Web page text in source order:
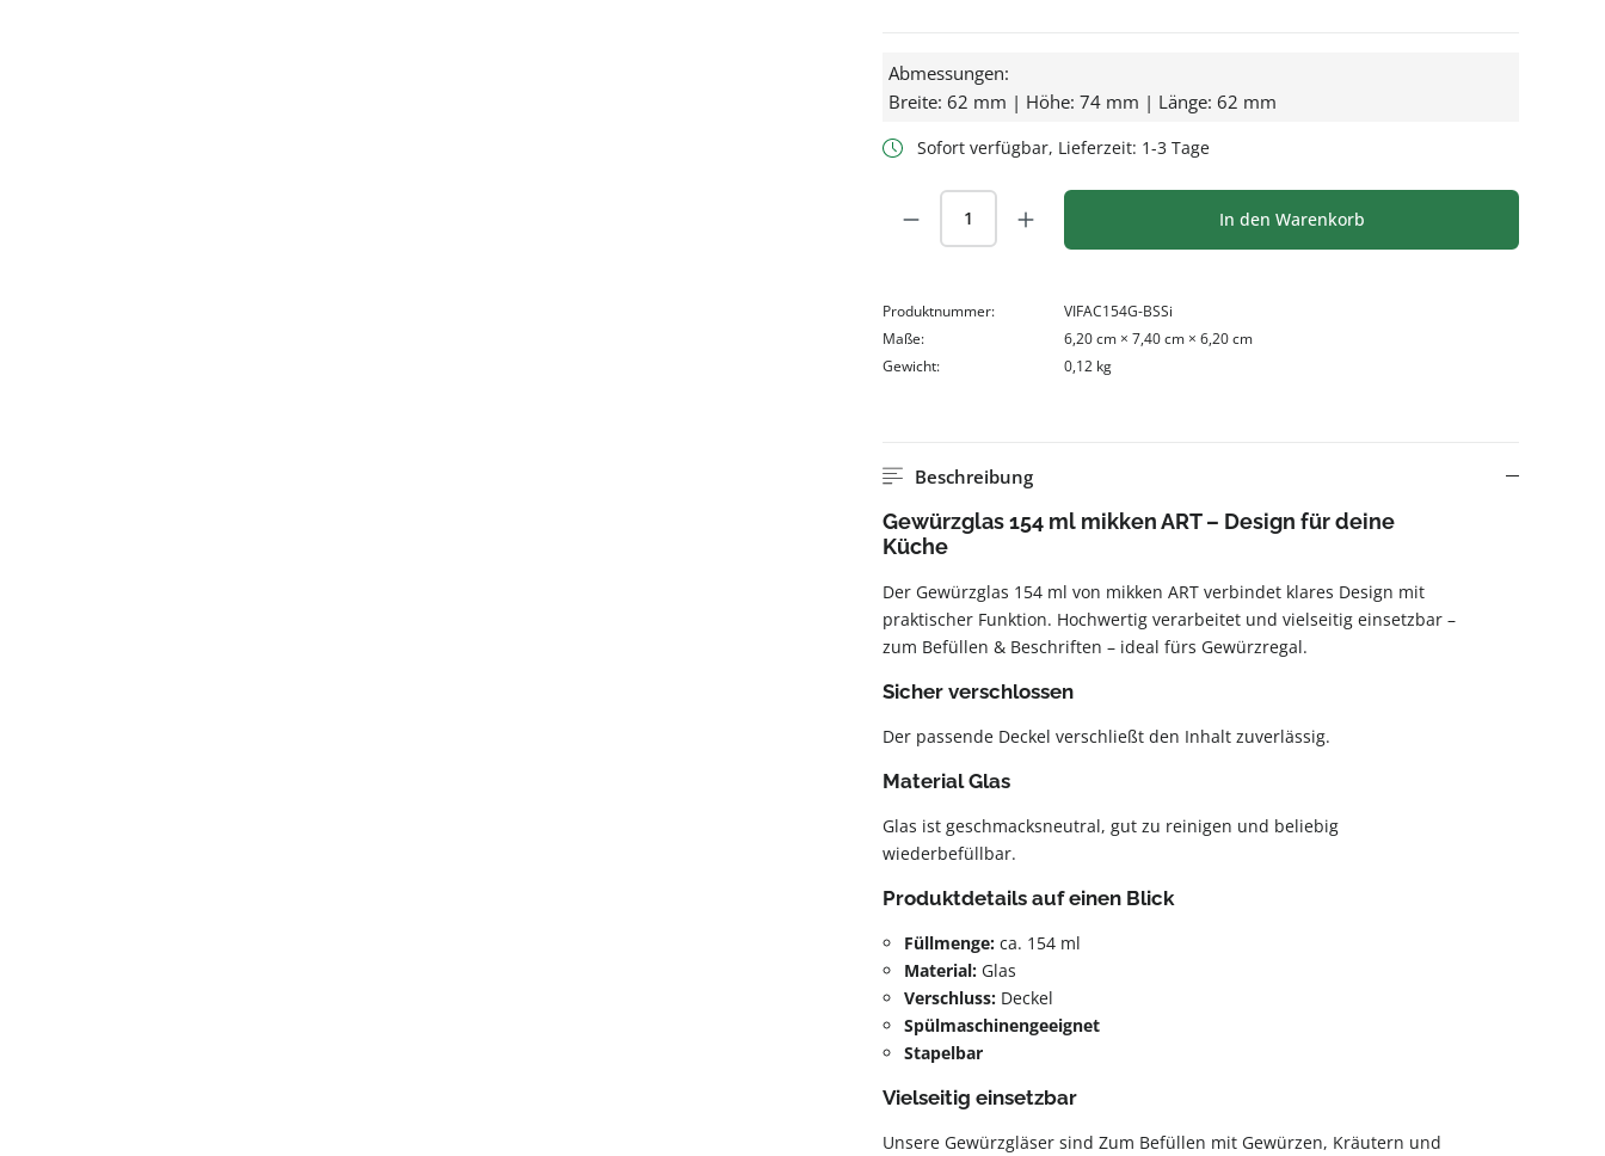
Abmessungen:
Breite: 62 mm | Höhe: 74 mm | Länge: 62 mm
Sofort verfügbar, Lieferzeit: 1-3 Tage
Produkt Anzahl: Gib den gewünschten Wert ein
In den Warenkorb
Produktnummer:
VIFAC154G-BSSi
Maße:
6,20 cm × 7,40 cm × 6,20 cm
Gewicht:
0,12 kg
Beschreibung
Gewürzglas 154 ml mikken ART – Design für deine
Küche
Der Gewürzglas 154 ml von mikken ART verbindet klares Design mit
praktischer Funktion. Hochwertig verarbeitet und vielseitig einsetzbar –
zum Befüllen & Beschriften – ideal fürs Gewürzregal.
Sicher verschlossen
Der passende Deckel verschließt den Inhalt zuverlässig.
Material Glas
Glas ist geschmacksneutral, gut zu reinigen und beliebig
wiederbefüllbar.
Produktdetails auf einen Blick
Füllmenge: ca. 154 ml
Material: Glas
Verschluss: Deckel
Spülmaschinengeeignet
Stapelbar
Vielseitig einsetzbar
Unsere Gewürzgläser sind Zum Befüllen mit Gewürzen, Kräutern und